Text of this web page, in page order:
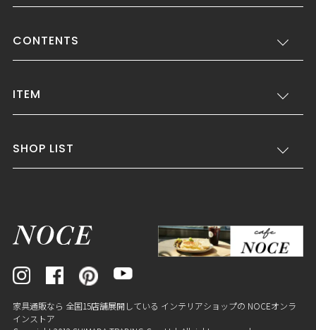
CONTENTS
ITEM
SHOP LIST
家具通販なら 全国15店舗展開している インテリアショップの NOCEオンラ
インストア